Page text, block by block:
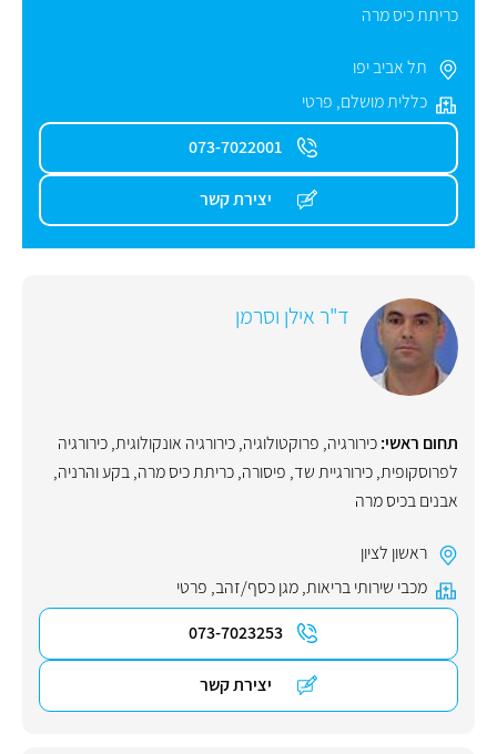
כריתת כיס מרה
תל אביב יפו
כללית מושלם, פרטי
073-7022001
יצירת קשר
ד"ר אילן וסרמן
תחום ראשי:כירורגיה, פרוקטולוגיה,כירורגיה אונקולוגית,כירורגיה
לפרוסקופית,כירורגיית שד, פיסורה,כריתת כיס מרה,בקע והרניה,
אבנים בכיס מרה
ראשון לציון
מכבי שירותי בריאות,מגן כסף/זהב, פרטי
073-7023253
יצירת קשר